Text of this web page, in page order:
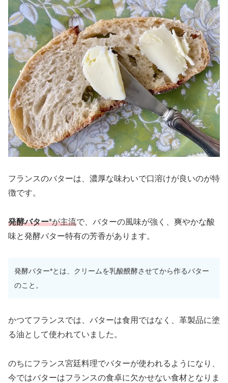
フランスのバターは、濃厚な味わいで口溶けが良いのが特
徴です。
発酵バター*が主流で、バターの風味が強く、爽やかな酸
味と発酵バター特有の芳香があります。
発酵バター*とは、クリームを乳酸醗酵させてから作るバター
のこと。
かつてフランスでは、バターは食用ではなく、革製品に塗
る油として使われていました。
のちにフランス宮廷料理でバターが使われるようになり、
今ではバターはフランスの食卓に欠かせない食材となりま